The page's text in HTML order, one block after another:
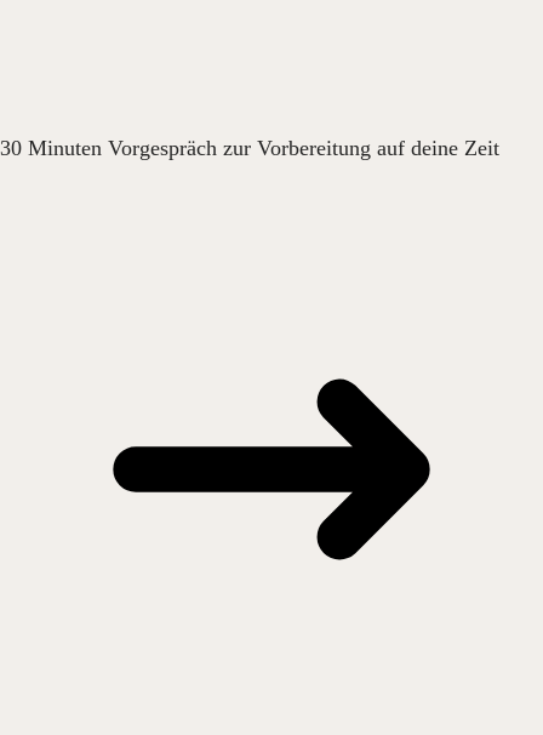
30 Minuten Vorgespräch zur Vorbereitung auf deine Zeit